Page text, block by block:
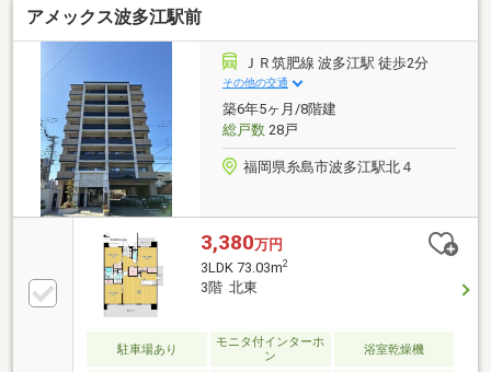
アメックス波多江駅前
ＪＲ筑肥線 波多江駅 徒歩2分
その他の交通
築6年5ヶ月/8階建
総戸数28戸
福岡県糸島市波多江駅北４
3,380万円
3LDK 73.03m2
3階 北東
駐車場あり
モニタ付インターホ
ン
浴室乾燥機